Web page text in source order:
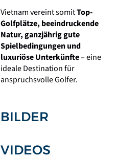
Vietnam vereint somitTop-
Golfplätze, beeindruckende
Natur, ganzjährig gute
Spielbedingungen und
luxuriöse Unterkünfte– eine
ideale Destination für
anspruchsvolle Golfer.
BILDER
VIDEOS